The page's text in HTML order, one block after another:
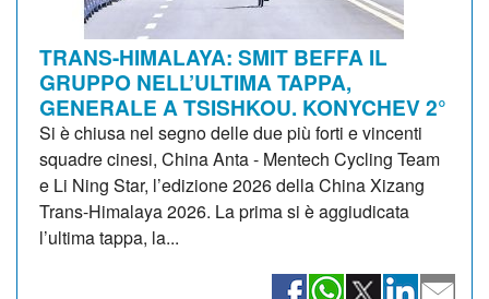
TRANS-HIMALAYA: SMIT BEFFA IL
GRUPPO NELL’ULTIMA TAPPA,
GENERALE A TSISHKOU. KONYCHEV 2°
Si è chiusa nel segno delle due più forti e vincenti
squadre cinesi, China Anta - Mentech Cycling Team
e Li Ning Star, l’edizione 2026 della China Xizang
Trans-Himalaya 2026. La prima si è aggiudicata
l’ultima tappa, la...